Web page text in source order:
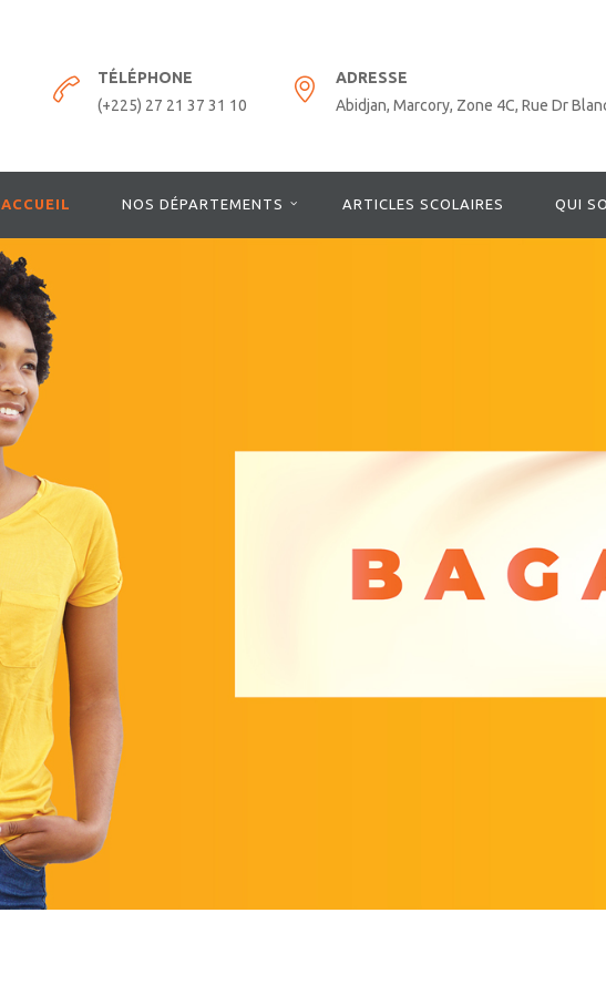
TÉLÉPHONE
(+225) 27 21 37 31 10
ADRESSE
Abidjan, Marcory, Zone 4C, Rue Dr
ACCUEIL NOS DÉPARTEMENTS ARTICLES SCOLAIRES QUI